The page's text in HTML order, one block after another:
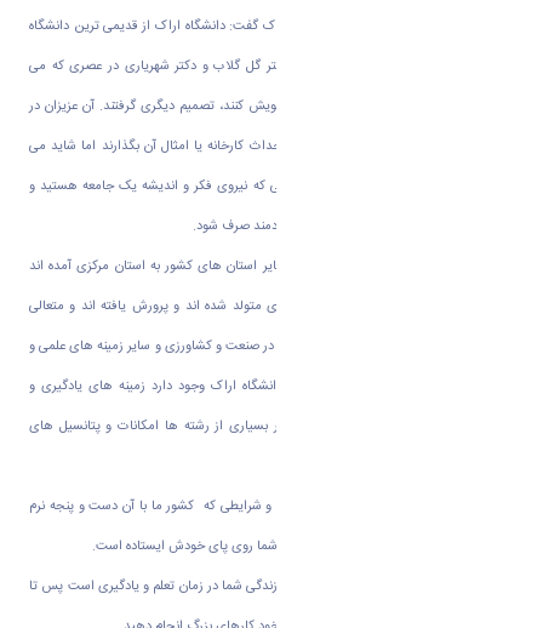
وی با اشاره به پیشینه ی درخشان دانشگاه اراک گفت: دانشگاه اراک از قدیمی ترین دانشگاه
های کشور است. دکتر عبدالکریم قریب و دکتر گل گلاب و دکتر شهریاری در عصری که می
توانستند وقت ارزشمند خود را وقف زندگی خویش کنند، تصمیم دیگری گرفتند. آن عزیزان در
نیم قرن پیش میتوانستند همت خود را در احداث کارخانه یا امثال آن بگذارند اما شاید می
دانستند که ثروت واقعی کشورها امثال شمایی که نیروی فکر و اندیشه یک جامعه هستید و
باید سرمایه گذاری واقعی برای تربیت افراد خردمند صرف شود.
وی ضمن خیر مقدم به دانشجویانی که از سایر استان های کشور به استان مرکزی آمده اند
گفت: یک چهارم مفاخر کشور در استان مرکزی متولد شده اند و پرورش یافته اند و متعالی
شدند. استان مرکزی به علت پتانسیل بالایی که در صنعت و کشاورزی و سایر زمینه های علمی و
فناوری دارد، برای تمام رشته هایی که در دانشگاه اراک وجود دارد زمینه های یادگیری و
کارورزی بسیاری است. دانشگاه اراک نیز در بسیاری از رشته ها امکانات و پتانسیل های
وی اظهار کرد: با توجه به شرایط فعلی جهانی و شرایطی که کشور ما با آن دست و پنجه نرم
می کند، این خاک و مرز و بوم با اتکا به امثال شما روی پای خودش ایستاده است.
وی در پایان خطاب به دانشجویان گفت: بهار زندگی شما در زمان تعلم و یادگیری است پس تا